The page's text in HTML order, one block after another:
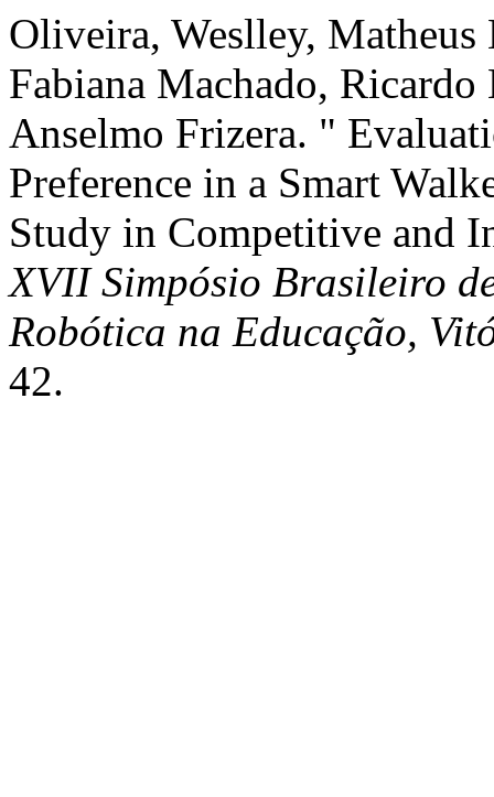
Oliveira, Weslley,
Fabiana Machado,
Anselmo Frizera. "
Preference in a Smart
Study in Competitive and
XVII Simpósio Brasileiro
Robótica na Educação,
42.